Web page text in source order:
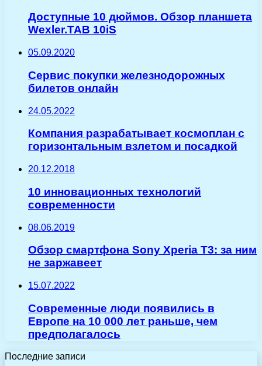
Доступные 10 дюймов. Обзор планшета
Wexler.TAB 10iS
05.09.2020
Сервис покупки железнодорожных
билетов онлайн
24.05.2022
Компания разрабатывает космоплан с
горизонтальным взлетом и посадкой
20.12.2018
10 инновационных технологий
современности
08.06.2019
Обзор смартфона Sony Xperia T3: за ним
не заржавеет
15.07.2022
Современные люди появились в
Европе на 10 000 лет раньше, чем
предполагалось
Последние записи